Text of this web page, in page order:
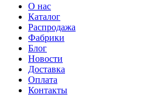
О нас
Каталог
Распродажа
Фабрики
Блог
Новости
Доставка
Оплата
Контакты